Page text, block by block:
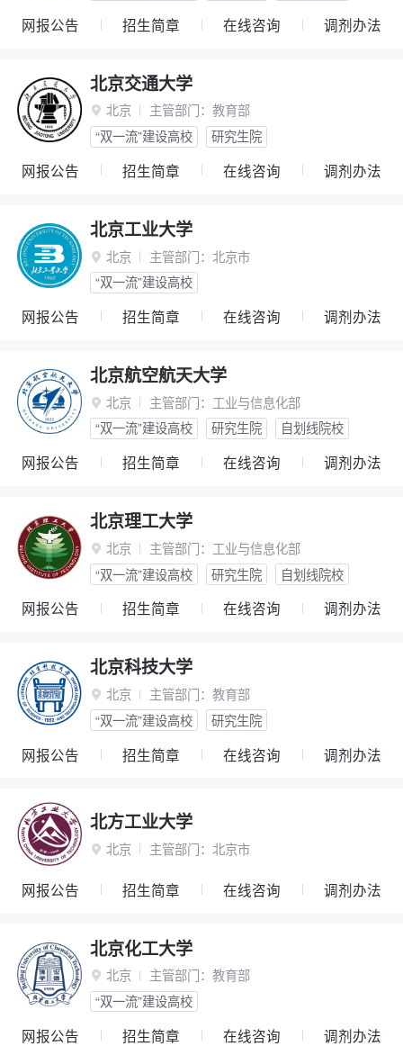
网报公告 招生简章 在线咨询 调剂办法
北京交通大学
 北京 主管部门： 教育部
“双一流”建设高校
研究生院
网报公告 招生简章 在线咨询 调剂办法
北京工业大学
 北京 主管部门： 北京市
“双一流”建设高校
网报公告 招生简章 在线咨询 调剂办法
北京航空航天大学
 北京 主管部门： 工业与信息化部
“双一流”建设高校
研究生院 自划线院校
网报公告 招生简章 在线咨询 调剂办法
北京理工大学
 北京 主管部门： 工业与信息化部
“双一流”建设高校
研究生院 自划线院校
网报公告 招生简章 在线咨询 调剂办法
北京科技大学
 北京 主管部门： 教育部
“双一流”建设高校
研究生院
网报公告 招生简章 在线咨询 调剂办法
北方工业大学
 北京 主管部门： 北京市
网报公告 招生简章 在线咨询 调剂办法
北京化工大学
 北京 主管部门： 教育部
“双一流”建设高校
网报公告 招生简章 在线咨询 调剂办法